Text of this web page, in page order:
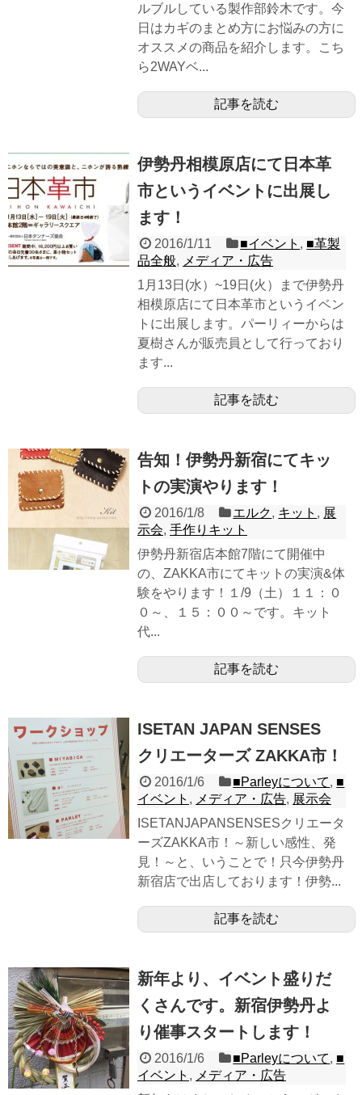
ルブルしている製作部鈴木です。今
日はカギのまとめ方にお悩みの方に
オススメの商品を紹介します。こち
ら2WAYベ...
記事を読む
伊勢丹相模原店にて日本革
市というイベントに出展し
ます！
2016/1/11 ■イベント , ■革製
品全般, メディア・広告
1月13日(水）~19日(火）まで伊勢丹
相模原店にて日本革市というイベン
トに出展します。パーリィーからは
夏樹さんが販売員として行っており
ます...
記事を読む
告知！伊勢丹新宿にてキッ
トの実演やります！
2016/1/8 エルク, キット , 展
示会, 手作りキット
伊勢丹新宿店本館7階にて開催中
の、ZAKKA市にてキットの実演&体
験をやります！１/9（土）１１：０
０～、１５：００～です。キット
代...
記事を読む
ISETAN JAPAN SENSES
クリエーターズ ZAKKA市！
2016/1/6 ■Parleyについて, ■
イベント , メディア・広告, 展示会
ISETANJAPANSENSESクリエータ
ーズZAKKA市！～新しい感性、発
見！～と、いうことで！只今伊勢丹
新宿店で出店しております！伊勢...
記事を読む
新年より、イベント盛りだ
くさんです。新宿伊勢丹よ
り催事スタートします！
2016/1/6 ■Parleyについて, ■
イベント , メディア・広告